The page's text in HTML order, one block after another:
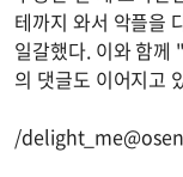
테까지 와서 악플을
일갈했다. 이와 함께
의 댓글도 이어지고
/